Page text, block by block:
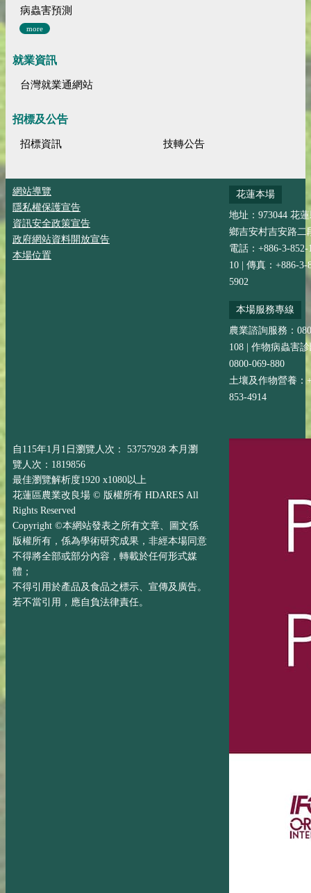
病蟲害預測
more
就業資訊
台灣就業通網站
招標及公告
招標資訊 技轉公告
網站導覽
隱私權保護宣告
資訊安全政策宣告
政府網站資料開放宣告
本場位置
花蓮本場
地址：973044 花
鄉吉安村吉安路二
電話：+886-3-852-
10 | 傳真：+886-3-
5902
本場服務專線
農業諮詢服務：
108 | 作物病蟲害
0800-069-880
土壤及作物營養：
853-4914
自115年1月1日瀏覽人次： 53757928 本月瀏
覽人次：1819856
最佳瀏覽解析度1920 x1080以上
花蓮區農業改良場 © 版權所有 HDARES All
Rights Reserved
Copyright ©本網站發表之所有文章、圖文係
版權所有，係為學術研究成果，非經本場同意
不得將全部或部分內容，轉載於任何形式媒
體；
不得引用於產品及食品之標示、宣傳及廣告。
若不當引用，應自負法律責任。